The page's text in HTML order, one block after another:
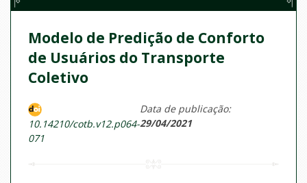
Modelo de Predição de Conforto
de Usuários do Transporte
Coletivo
10.14210/cotb.v12.p064-
071
Data de publicação:
29/04/2021